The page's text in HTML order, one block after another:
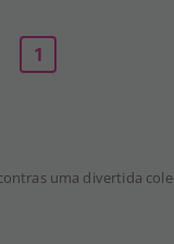
1
uma divertida